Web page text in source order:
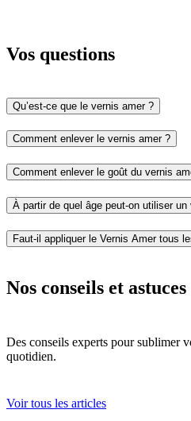
Vos questions
Qu’est-ce que le vernis amer ?
Comment enlever le vernis amer ?
Comment enlever le goût du vernis
À partir de quel âge peut-on utiliser un
Faut-il appliquer le Vernis Amer tous
Nos conseils et astuces
Des conseils experts pour sublimer
quotidien.
Voir tous les articles